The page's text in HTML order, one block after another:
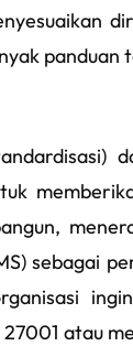
sebagai
atau